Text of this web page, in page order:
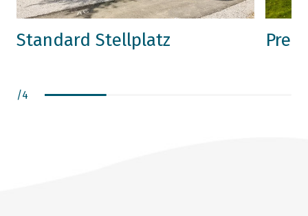
Standard Stellplatz
/4